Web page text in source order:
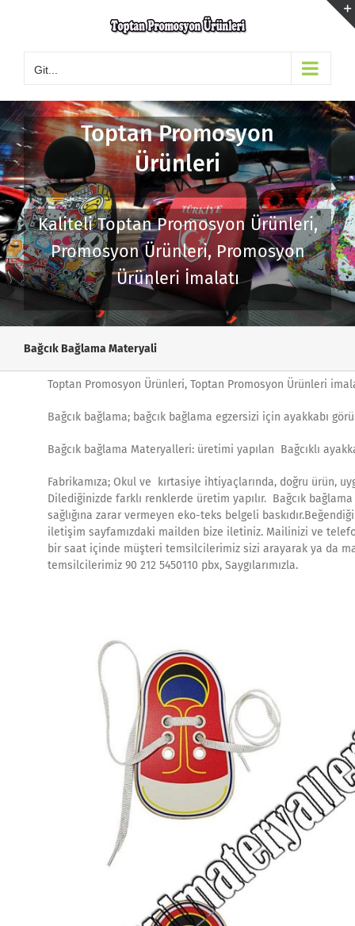
Git...
Toptan Promosyon
Ürünleri
Kaliteli Toptan Promosyon Ürünleri,
Promosyon Ürünleri, Promosyon
Ürünleri İmalatı
Bağcık Bağlama Materyali
Toptan Promosyon Ürünleri, Toptan Promosyon Ürünleri
Bağcık bağlama; bağcık bağlama egzersizi için ayakkabı
Bağcık bağlama Materyalleri: üretimi yapılan Bağcıklı
Fabrikamıza; Okul ve kırtasiye ihtiyaçlarında, doğru ürün,
Dilediğinizde farklı renklerde üretim yapılır. Bağcık
sağlığına zarar vermeyen eko-teks belgeli
iletişim sayfamızdaki mailden bize iletiniz. Mailinizi ve
bir saat içinde müşteri temsilcilerimiz sizi arayarak ya da
temsilcilerimiz 90 212 5450110 pbx, Saygılarımızla.